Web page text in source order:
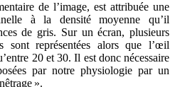
de l’image, est attribuée une
à la densité moyenne qu’il
de gris. Sur un écran, plusieurs
sont représentées alors que l’œil
20 et 30. Il est donc nécessaire
par notre physiologie par un
».